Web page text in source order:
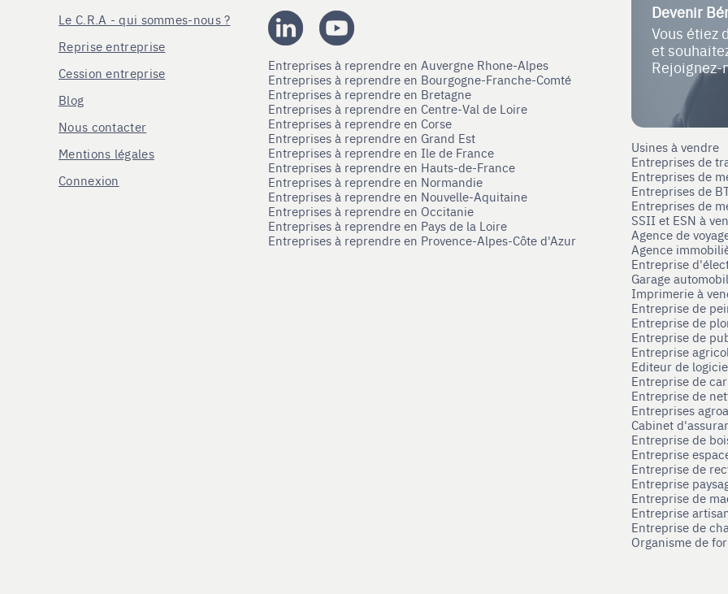
Le C.R.A - qui sommes-nous ?
Reprise entreprise
Cession entreprise
Blog
Nous contacter
Mentions légales
Connexion
Entreprises à reprendre en Auvergne Rhone-Alpes
Entreprises à reprendre en Bourgogne-Franche-Comté
Entreprises à reprendre en Bretagne
Entreprises à reprendre en Centre-Val de Loire
Entreprises à reprendre en Corse
Entreprises à reprendre en Grand Est
Entreprises à reprendre en Ile de France
Entreprises à reprendre en Hauts-de-France
Entreprises à reprendre en Normandie
Entreprises à reprendre en Nouvelle-Aquitaine
Entreprises à reprendre en Occitanie
Entreprises à reprendre en Pays de la Loire
Entreprises à reprendre en Provence-Alpes-Côte d'Azur
Devenir
Vous étiez
et
Usines à vendre
Entreprises de
Entreprises de
Entreprises de
Entreprises de
SSII et ESN à
Agence de
Agence
Entreprise
Garage
Imprimerie à
Entreprise de
Entreprise de
Entreprise de
Entreprise
Editeur de
Entreprise de
Entreprise de
Entreprises
Cabinet
Entreprise de
Entreprise
Entreprise de
Entreprise
Entreprise de
Entreprise
Entreprise de
Organisme de